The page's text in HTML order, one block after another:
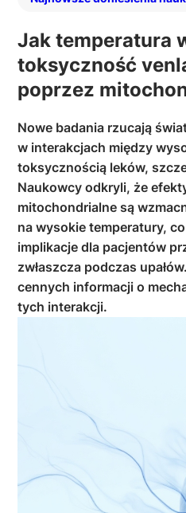
Jak temperatura
toksyczność
poprzez
Nowe badania rzucają
w interakcjach między
toksycznością leków,
Naukowcy odkryli, że
mitochondrialne są
na wysokie temperatury,
implikacje dla pacjentów
zwłaszcza podczas
cennych informacji o
tych interakcji.